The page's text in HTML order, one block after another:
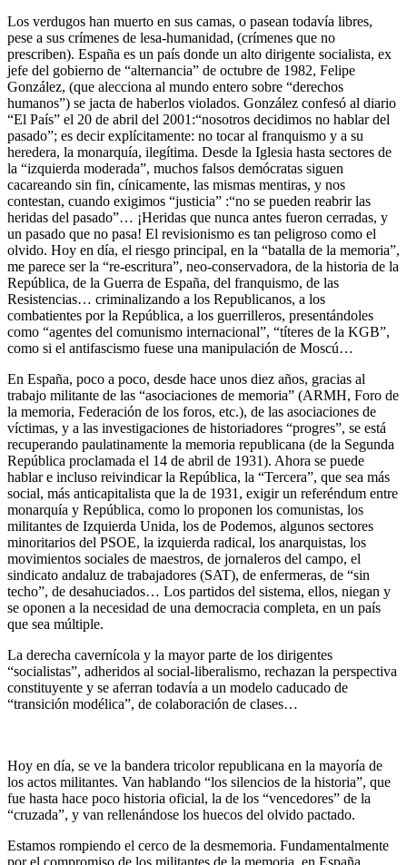
Los verdugos han muerto en sus camas, o pasean todavía libres,
pese a sus crímenes de lesa-humanidad, (crímenes que no
prescriben). España es un país donde un alto dirigente socialista, ex
jefe del gobierno de “alternancia” de octubre de 1982, Felipe
González, (que alecciona al mundo entero sobre “derechos
humanos”) se jacta de haberlos violados. González confesó al diario
“El País” el 20 de abril del 2001:“nosotros decidimos no hablar del
pasado”; es decir explícitamente: no tocar al franquismo y a su
heredera, la monarquía, ilegítima. Desde la Iglesia hasta sectores de
la “izquierda moderada”, muchos falsos demócratas siguen
cacareando sin fin, cínicamente, las mismas mentiras, y nos
contestan, cuando exigimos “justicia” :“no se pueden reabrir las
heridas del pasado”… ¡Heridas que nunca antes fueron cerradas, y
un pasado que no pasa! El revisionismo es tan peligroso como el
olvido. Hoy en día, el riesgo principal, en la “batalla de la memoria”,
me parece ser la “re-escritura”, neo-conservadora, de la historia de la
República, de la Guerra de España, del franquismo, de las
Resistencias… criminalizando a los Republicanos, a los
combatientes por la República, a los guerrilleros, presentándoles
como “agentes del comunismo internacional”, “títeres de la KGB”,
como si el antifascismo fuese una manipulación de Moscú…
En España, poco a poco, desde hace unos diez años, gracias al
trabajo militante de las “asociaciones de memoria” (ARMH, Foro de
la memoria, Federación de los foros, etc.), de las asociaciones de
víctimas, y a las investigaciones de historiadores “progres”, se está
recuperando paulatinamente la memoria republicana (de la Segunda
República proclamada el 14 de abril de 1931). Ahora se puede
hablar e incluso reivindicar la República, la “Tercera”, que sea más
social, más anticapitalista que la de 1931, exigir un referéndum entre
monarquía y República, como lo proponen los comunistas, los
militantes de Izquierda Unida, los de Podemos, algunos sectores
minoritarios del PSOE, la izquierda radical, los anarquistas, los
movimientos sociales de maestros, de jornaleros del campo, el
sindicato andaluz de trabajadores (SAT), de enfermeras, de “sin
techo”, de desahuciados… Los partidos del sistema, ellos, niegan y
se oponen a la necesidad de una democracia completa, en un país
que sea múltiple.
La derecha cavernícola y la mayor parte de los dirigentes
“socialistas”, adheridos al social-liberalismo, rechazan la perspectiva
constituyente y se aferran todavía a un modelo caducado de
“transición modélica”, de colaboración de clases…
Hoy en día, se ve la bandera tricolor republicana en la mayoría de
los actos militantes. Van hablando “los silencios de la historia”, que
fue hasta hace poco historia oficial, la de los “vencedores” de la
“cruzada”, y van rellenándose los huecos del olvido pactado.
Estamos rompiendo el cerco de la desmemoria. Fundamentalmente
por el compromiso de los militantes de la memoria, en España,